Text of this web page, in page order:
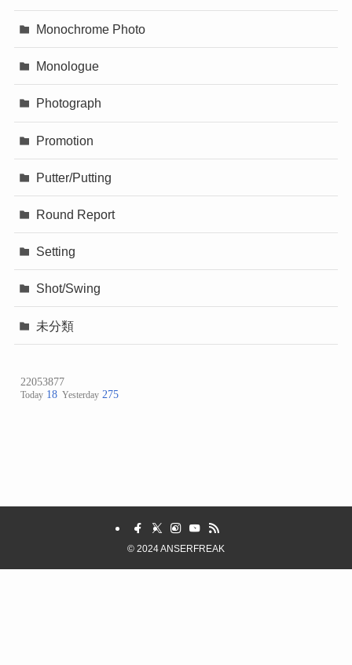
Monochrome Photo
Monologue
Photograph
Promotion
Putter/Putting
Round Report
Setting
Shot/Swing
未分類
© 2024 ANSERFREAK